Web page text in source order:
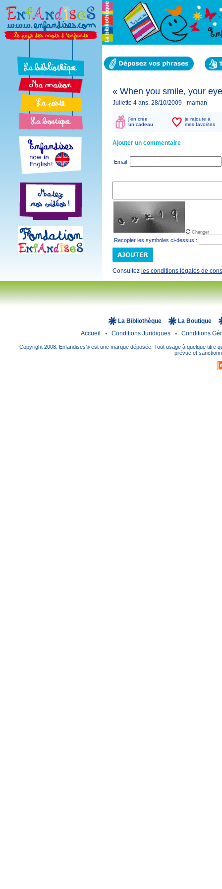
« When you smile, your
Juliette 4 ans, 28/10/2009 - maman
j'en crée
un cadeau
je rajoute à
mes favorites
Ajouter un commentaire
Email :
Changer
Recopier les symboles ci-dessus :
Consultez les conditions légales de
La Bibliothèque
La Boutique
Accueil
Conditions Juridiques Conditions
Copyright 2008. Enfandises® est une marque déposée. Tout usage à quelque
prévue et